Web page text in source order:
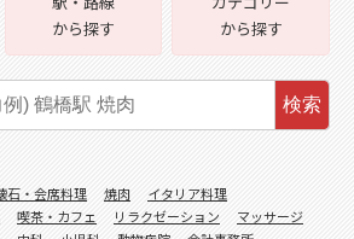
から探す
から探す
検索
石・会席料理 焼肉
イタリア料理
喫茶・カフェ リラクゼーション
マッサージ